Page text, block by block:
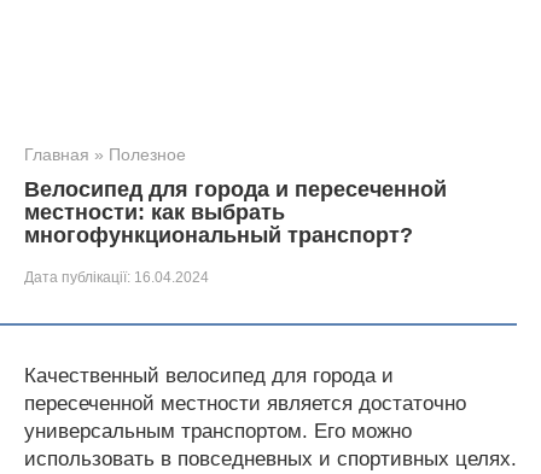
Главная » Полезное
Велосипед для города и пересеченной
местности: как выбрать
многофункциональный транспорт?
Дата публікації: 16.04.2024
Качественный велосипед для города и
пересеченной местности является достаточно
универсальным транспортом. Его можно
использовать в повседневных и спортивных целях.